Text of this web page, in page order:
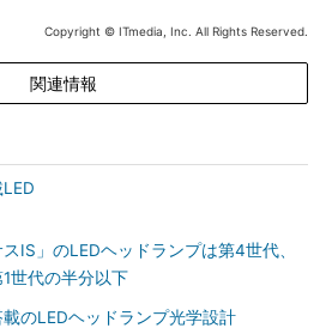
Copyright © ITmedia, Inc. All Rights Reserved.
関連情報
IS」のLEDヘッドランプは第4世代、
世代の半分以下
のLEDヘッドランプ光学設計